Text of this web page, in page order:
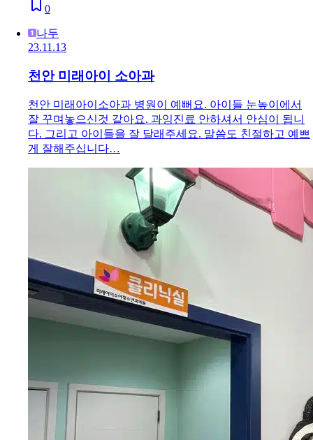
0
나두
23.11.13
천안 미래아이 소아과
천안 미래아이소아과 병원이 예뻐요. 아이들 눈높이에서
잘 꾸며놓으신것 같아요. 과잉진료 안하셔서 안심이 됩니
다. 그리고 아이들을 잘 달래주세요. 말씀도 친절하고 예쁘
게 잘해주십니다…